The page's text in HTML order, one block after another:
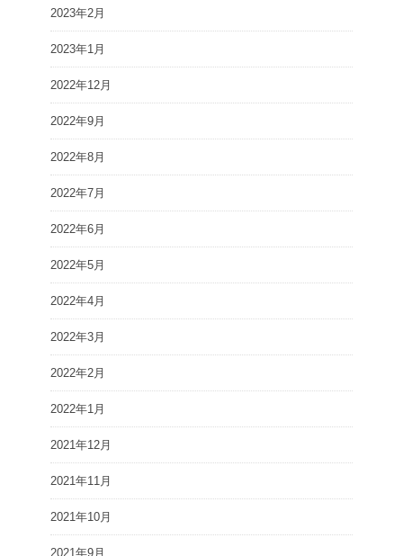
2023年2月
2023年1月
2022年12月
2022年9月
2022年8月
2022年7月
2022年6月
2022年5月
2022年4月
2022年3月
2022年2月
2022年1月
2021年12月
2021年11月
2021年10月
2021年9月